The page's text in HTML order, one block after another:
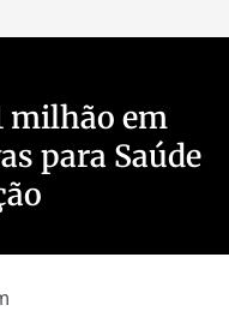
milhão em
para Saúde